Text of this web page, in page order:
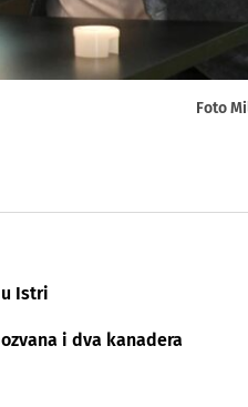
Foto
Istri
i dva kanadera